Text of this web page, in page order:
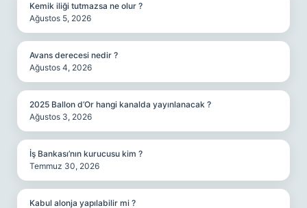
Kemik iliği tutmazsa ne olur ?
Ağustos 5, 2026
Avans derecesi nedir ?
Ağustos 4, 2026
2025 Ballon d’Or hangi kanalda yayınlanacak ?
Ağustos 3, 2026
İş Bankası’nın kurucusu kim ?
Temmuz 30, 2026
Kabul alonja yapılabilir mi ?